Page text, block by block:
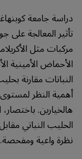
دراسة جامعة
تأثير المعالجة على
مركبات مثل
الأحماض الأمينية
النباتات مقارنة
أهمية النظر لمستوى
هالخيارين.
الحليب النباتي
نظرة واعية ومفحصة.